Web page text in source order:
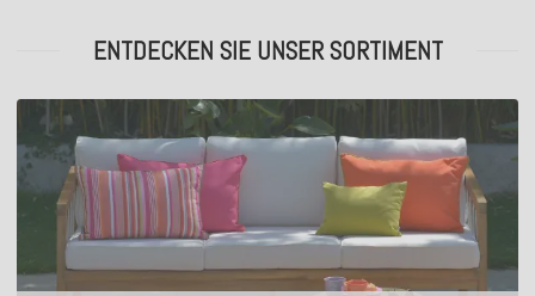
ENTDECKEN SIE UNSER SORTIMENT